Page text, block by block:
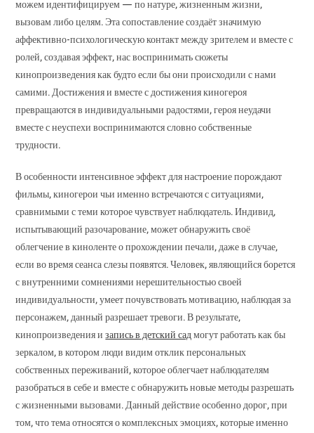
можем идентифицируем — по натуре, жизненным жизни,
вызовам либо целям. Эта сопоставление создаёт значимую
аффективно-психологическую контакт между зрителем и вместе с
ролей, создавая эффект, нас воспринимать сюжеты
кинопроизведения как будто если бы они происходили с нами
самими. Достижения и вместе с достижения киногероя
превращаются в индивидуальными радостями, героя неудачи
вместе с неуспехи воспринимаются словно собственные
трудности.
В особенности интенсивное эффект для настроение порождают
фильмы, киногерои чьи именно встречаются с ситуациями,
сравнимыми с теми которое чувствует наблюдатель. Индивид,
испытывающий разочарование, может обнаружить своё
облегчение в киноленте о прохождении печали, даже в случае,
если во время сеанса слезы появятся. Человек, являющийся борется
с внутренними сомнениями нерешительностью своей
индивидуальности, умеет почувствовать мотивацию, наблюдая за
персонажем, данный разрешает тревоги. В результате,
кинопроизведения изапись в детский садмогут работать как бы
зеркалом, в котором люди видим отклик персональных
собственных переживаний, которое облегчает наблюдателям
разобраться в себе и вместе с обнаружить новые методы разрешать
с жизненными вызовами. Данный действие особенно дорог, при
том, что тема относятся о комплексных эмоциях, которые именно